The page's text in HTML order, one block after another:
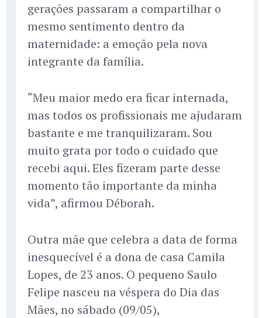
gerações passaram a compartilhar o
mesmo sentimento dentro da
maternidade: a emoção pela nova
integrante da família.
“Meu maior medo era ficar internada,
mas todos os profissionais me ajudaram
bastante e me tranquilizaram. Sou
muito grata por todo o cuidado que
recebi aqui. Eles fizeram parte desse
momento tão importante da minha
vida”, afirmou Déborah.
Outra mãe que celebra a data de forma
inesquecível é a dona de casa Camila
Lopes, de 23 anos. O pequeno Saulo
Felipe nasceu na véspera do Dia das
Mães, no sábado (09/05),